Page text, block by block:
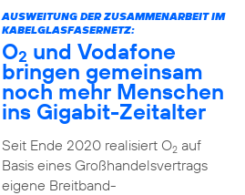
AUSWEITUNG DER ZUSAMMENARBEIT IM
KABELGLASFASERNETZ:
O2 und Vodafone
bringen gemeinsam
noch mehr Menschen
ins Gigabit-Zeitalter
Seit Ende 2020 realisiert O2auf
Basis eines Großhandelsvertrags
eigene Breitband-